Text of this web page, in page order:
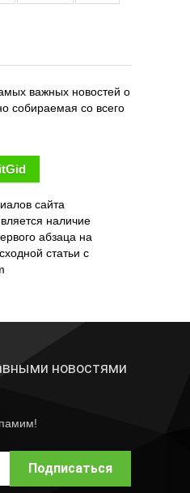
важных новостей о
собираемая со всего
сайта
наличие
абзаца на
статьи с
новостями